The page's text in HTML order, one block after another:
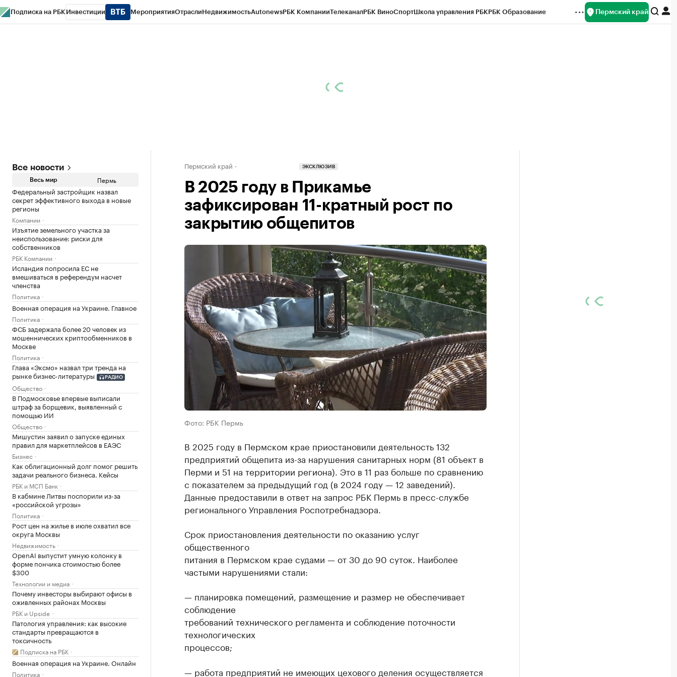
Подписка на РБК Инвестиции МероприятияОтраслиНедвижимостьAutonewsРБК КомпанииТелеканалРБК ВиноСпортШкола управления РБКРБК Образование Пермский край
Все новости
Весь мир Пермь
Федеральный застройщик назвал
секрет эффективного выхода в новые
регионы
Компании
Изъятие земельного участка за
неиспользование: риски для
собственников
РБК Компании
Исландия попросила ЕС не
вмешиваться в референдум насчет
членства
Политика
Военная операция на Украине. Главное
Политика
ФСБ задержала более 20 человек из
мошеннических криптообменников в
Москве
Политика
Глава «Эксмо» назвал три тренда на
рынке бизнес-литературы
РАДИО
Общество
В Подмосковье впервые выписали
штраф за борщевик, выявленный с
помощью ИИ
Общество
Мишустин заявил о запуске единых
правил для маркетплейсов в ЕАЭС
Бизнес
Как облигационный долг помог решить
задачи реального бизнеса. Кейсы
РБК и МСП Банк
В кабмине Литвы поспорили из-за
«российской угрозы»
Политика
Рост цен на жилье в июле охватил все
округа Москвы
Недвижимость
OpenAI выпустит умную колонку в
форме пончика стоимостью более
$300
Технологии и медиа
Почему инвесторы выбирают офисы в
оживленных районах Москвы
РБК и Upside
Патология управления: как высокие
стандарты превращаются в
токсичность
Подписка на РБК
Военная операция на Украине. Онлайн
Политика
Пермский край ЭКСКЛЮЗИВ
В 2025 году в Прикамье
зафиксирован 11-кратный рост по
закрытию общепитов
Фото: РБК Пермь
В 2025 году в Пермском крае приостановили деятельность 132
предприятий общепита из-за нарушения санитарных норм (81 объект в
Перми и 51 на территории региона). Это в 11 раз больше по сравнению
с показателем за предыдущий год (в 2024 году — 12 заведений).
Данные предоставили в ответ на запрос РБК Пермь в пресс-службе
регионального Управления Роспотребнадзора.
Срок приостановления деятельности по оказанию услуг
общественного
питания в Пермском крае судами — от 30 до 90 суток. Наиболее
частыми нарушениями стали:
— планировка помещений, размещение и размер не обеспечивает
соблюдение
требований технического регламента и соблюдение поточности
технологических
процессов;
— работа предприятий не имеющих цехового деления осуществляется